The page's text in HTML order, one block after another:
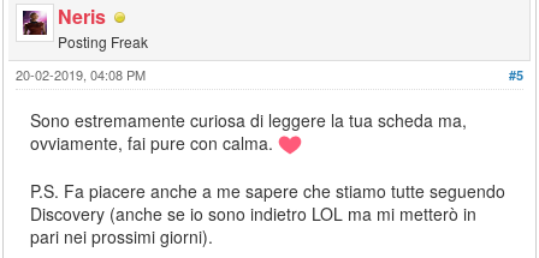
Neris
Posting Freak
#5
20-02-2019, 04:08 PM
Sono estremamente curiosa di leggere la tua scheda ma,
ovviamente, fai pure con calma.
P.S. Fa piacere anche a me sapere che stiamo tutte seguendo
Discovery (anche se io sono indietro LOL ma mi metterò in
pari nei prossimi giorni).